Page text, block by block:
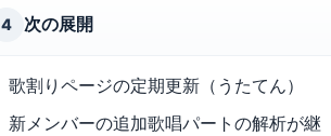
4 次の展開
歌割りページの定期更新（うたてん）
新メンバーの追加歌唱パートの解析が継